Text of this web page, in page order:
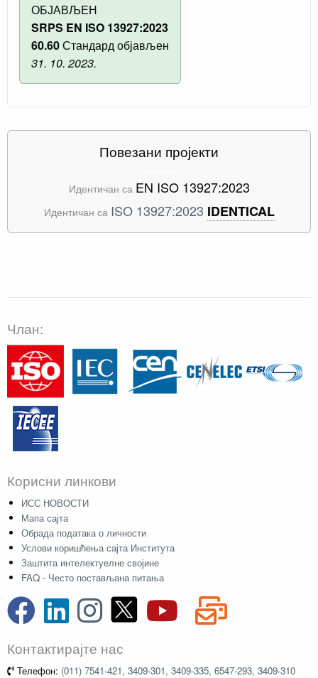
ОБЈАВЉЕН
SRPS EN ISO 13927:2023
60.60Стандард објављен
31. 10. 2023.
Повезани пројекти
Идентичан са EN ISO 13927:2023
Идентичан са ISO 13927:2023 IDENTICAL
Члан:
Корисни линкови
ИСС НОВОСТИ
Мапа сајта
Обрада података о личности
Услови коришћења сајта Института
Заштита интелектуелне својине
FAQ - Често постављана питања
Контактирајте нас
Телефон: (011) 7541-421, 3409-301, 3409-335, 6547-293, 3409-310